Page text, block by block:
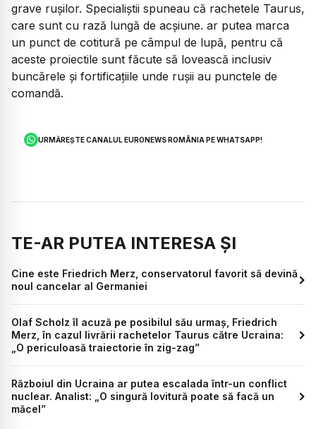
grave rușilor. Specialiștii spuneau că rachetele Taurus,
care sunt cu rază lungă de acșiune. ar putea marca
un punct de cotitură pe câmpul de lupă, pentru că
aceste proiectile sunt făcute să lovească inclusiv
buncărele și fortificațiile unde rușii au punctele de
comandă.
URMĂREȘTE CANALUL EURONEWS ROMÂNIA PE WHATSAPP!
TE-AR PUTEA INTERESA ȘI
Cine este Friedrich Merz, conservatorul favorit să devină
noul cancelar al Germaniei
Olaf Scholz îl acuză pe posibilul său urmaș, Friedrich
Merz, în cazul livrării rachetelor Taurus către Ucraina:
„O periculoasă traiectorie în zig-zag”
Războiul din Ucraina ar putea escalada într-un conflict
nuclear. Analist: „O singură lovitură poate să facă un
măcel”